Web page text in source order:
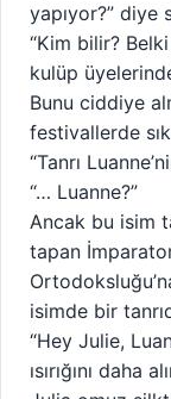
yapıyor?” diye
“Kim bilir?
kulüp
Bunu ciddiye
festivallerde
“Tanrı
“… Luanne?”
Ancak bu isim
tapan
isimde bir
“Hey Julie,
ısırığını daha